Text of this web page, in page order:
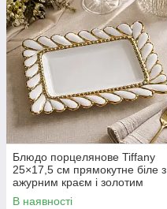
Блюдо порцелянове Tiffany
25×17,5 см прямокутне біле з
ажурним краєм і золотим
декором
В наявності